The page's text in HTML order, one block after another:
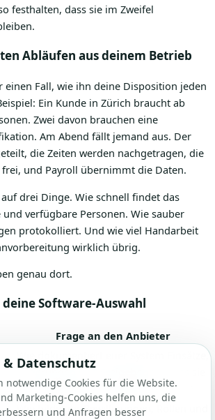
festhalten, dass sie im Zweifel
Abläufen aus deinem Betrieb
einen Fall, wie ihn deine Disposition jeden
Ein Kunde in Zürich braucht ab
Zwei davon brauchen eine
Am Abend fällt jemand aus. Der
die Zeiten werden nachgetragen, die
und Payroll übernimmt die Daten.
drei Dinge. Wie schnell findet das
und verfügbare Personen. Wie sauber
protokolliert. Und wie viel Handarbeit
wirklich übrig.
genau dort.
Software-Auswahl
Frage an den Anbieter
Wie dokumentiert euer System Einsätze,
Änderungen und Freigaben so, dass sie
bei Rückfragen nachvollziehbar sind?
Wie bildet ihr Bewilligungen, Rollen und
& Datenschutz
notwendige Cookies für die Website.
Marketing-Cookies helfen uns, die
und Anfragen besser